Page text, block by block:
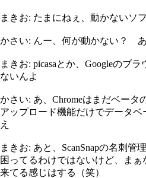
まきお: たまにねぇ、動かないソ
かさい: んー、何が動かない？
まきお: picasaとか、Googleのブ
ないんよ
かさい: あ、Chromeはまだベータ
アップロード機能だけでデータ
え
まきお: あと、ScanSnapの名刺管
困ってるわけではないけど、ま
来てる感じはする（笑）